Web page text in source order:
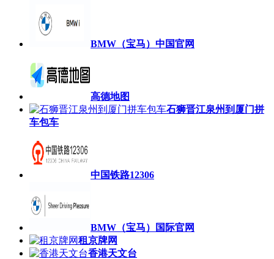
BMW（宝马）中国官网
高德地图
石狮晋江泉州到厦门拼
车包车
中国铁路12306
BMW（宝马）国际官网
租京牌网
香港天文台